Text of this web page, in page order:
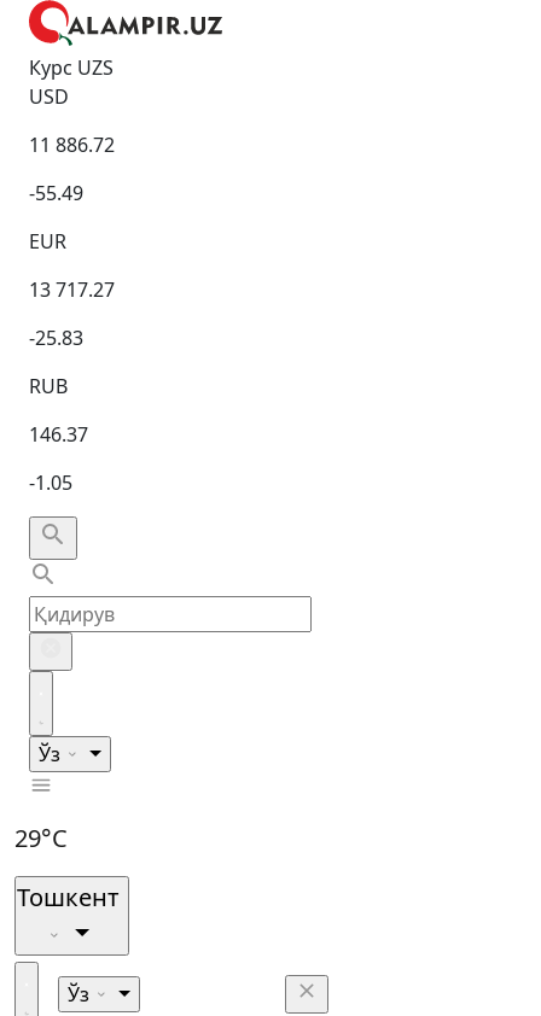
Курс UZS
USD
11 886.72
-55.49
EUR
13 717.27
-25.83
RUB
146.37
-1.05
Ўз
29°C
Тошкент
Ўз